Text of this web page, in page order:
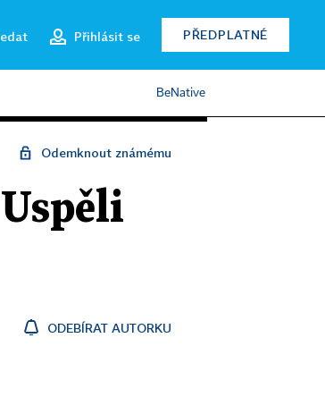
Přihlásit se PŘEDPLATNÉ
BeNative
Odemknout známému
ODEBÍRAT AUTORKU